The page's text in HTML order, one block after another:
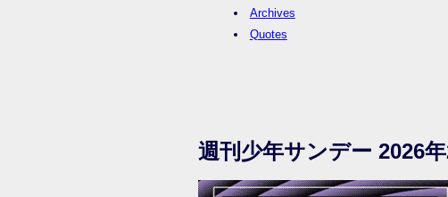
Archives
Quotes
週刊少年サンデー 2026